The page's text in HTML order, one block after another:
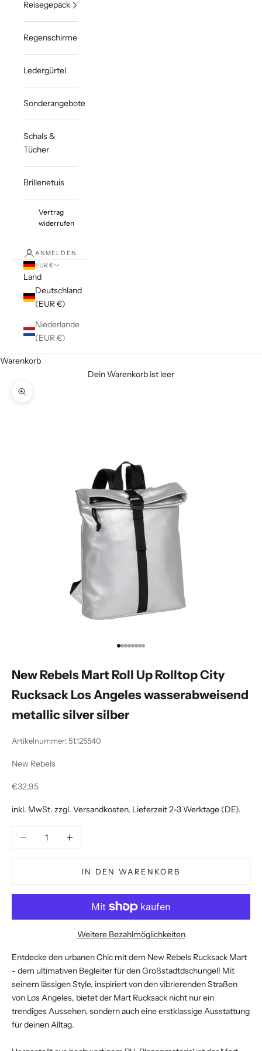
Reisegepäck
Regenschirme
Ledergürtel
Sonderangebote
Schals &
Tücher
Brillenetuis
Vertrag
widerrufen
ANMELDEN
EUR €
Land
Deutschland
(EUR €)
Niederlande
(EUR €)
Warenkorb
Dein Warenkorb ist leer
Bild vergrößern
Gehe zu Element 1
Gehe zu Element 2
Gehe zu Element 3
Gehe zu Element 4
Gehe zu Element 5
Gehe zu Element 6
Gehe zu Element 7
Gehe zu Element 8
New Rebels Mart Roll Up Rolltop City
Rucksack Los Angeles wasserabweisend
metallic silver silber
Artikelnummer: 51.125540
New Rebels
Angebot
€32,95
inkl. MwSt. zzgl. Versandkosten, Lieferzeit 2-3 Werktage (DE).
Anzahl verringernAnzahl erhöhen
IN DEN WARENKORB
Weitere Bezahlmöglichkeiten
Entdecke den urbanen Chic mit dem New Rebels Rucksack Mart
- dem ultimativen Begleiter für den Großstadtdschungel! Mit
seinem lässigen Style, inspiriert von den vibrierenden Straßen
von Los Angeles, bietet der Mart Rucksack nicht nur ein
trendiges Aussehen, sondern auch eine erstklassige Ausstattung
für deinen Alltag.